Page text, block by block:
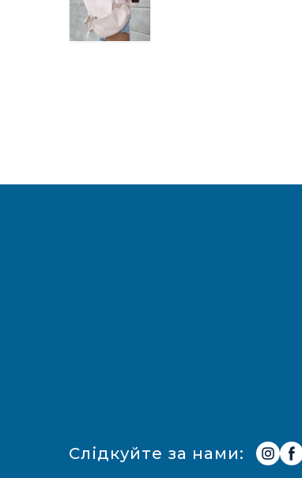
Слідкуйте за нами: